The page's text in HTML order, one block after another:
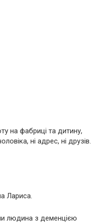
на фабриці та дитину,
ні адрес, ні друзів.
Лариса.
людина з деменцією